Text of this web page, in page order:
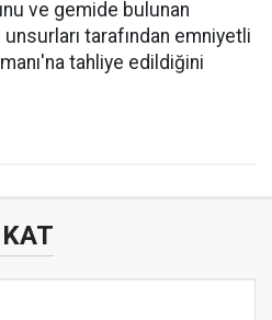
ve gemide bulunan
tarafından emniyetli
tahliye edildiğini